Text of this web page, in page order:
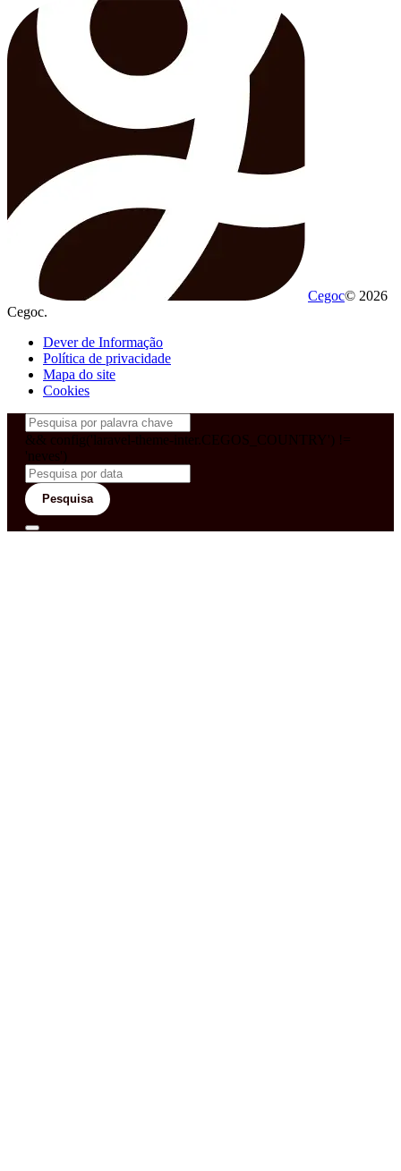
Cegoc© 2026
Cegoc.
Dever de Informação
Política de privacidade
Mapa do site
Cookies
&& config('laravel-theme-inter.CEGOS_COUNTRY') !=
'neves')
Pesquisa